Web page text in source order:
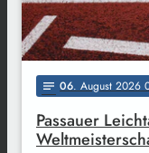
notes 06. August 2026
Passauer